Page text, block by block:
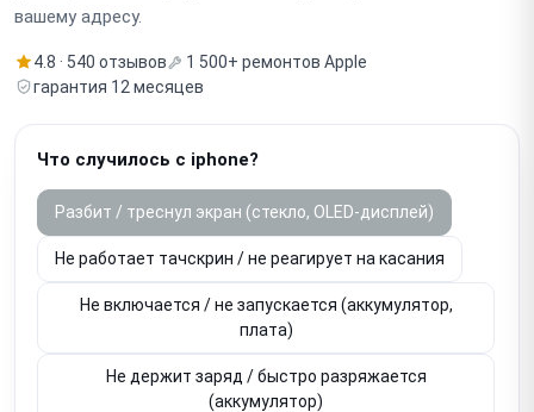
вашему адресу.
4.8 · 540 отзывов
1 500+ ремонтов Apple
гарантия 12 месяцев
Что случилось с iphone?
Разбит / треснул экран (стекло, OLED-дисплей)
Не работает тачскрин / не реагирует на касания
Не включается / не запускается (аккумулятор,
плата)
Не держит заряд / быстро разряжается
(аккумулятор)